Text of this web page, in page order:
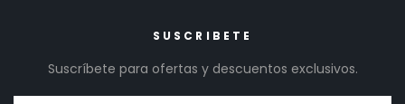
SUSCRIBETE
Suscríbete para ofertas y descuentos exclusivos.